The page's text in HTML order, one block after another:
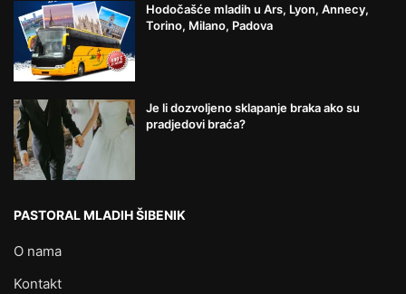
Hodočašće mladih u Ars, Lyon, Annecy,
Torino, Milano, Padova
Je li dozvoljeno sklapanje braka ako su
pradjedovi braća?
PASTORAL MLADIH ŠIBENIK
O nama
Kontakt